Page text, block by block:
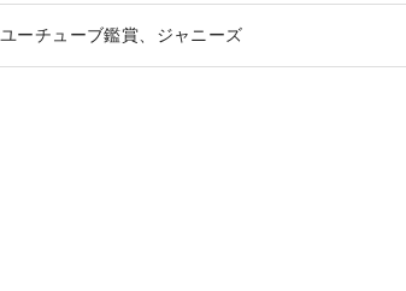
ユーチューブ鑑賞、ジャニーズ